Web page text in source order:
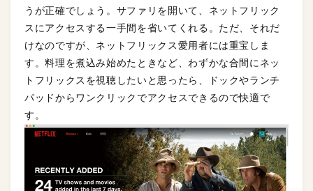
うが正確でしょう。サファリを開いて、ネットフリック
スにアクセスする一手間を省いてくれる。ただ、それだ
けなのですが、ネットフリックス愛用者には重宝しま
す。料理を煮込み始めたときなど、わずかな合間にネッ
トフリックスを視聴したいと思ったら、ドックやランチ
パッドからワンクリックでアクセスできるので快適で
す。